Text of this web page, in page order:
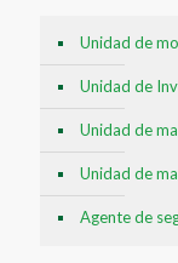
Unidad de
Unidad de
Unidad de
Unidad de
Agente de